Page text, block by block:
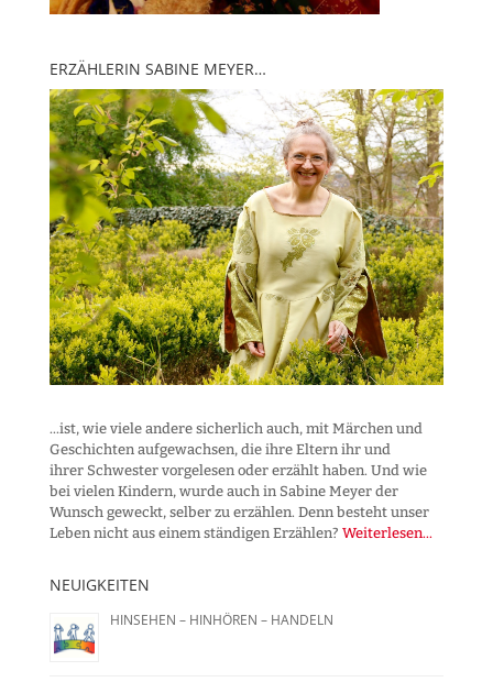
ERZÄHLERIN SABINE MEYER…
...ist, wie viele andere sicherlich auch, mit Märchen und
Geschichten aufgewachsen, die ihre Eltern ihr und
ihrer Schwester vorgelesen oder erzählt haben. Und wie
bei vielen Kindern, wurde auch in Sabine Meyer der
Wunsch geweckt, selber zu erzählen. Denn besteht unser
Leben nicht aus einem ständigen Erzählen? Weiterlesen...
NEUIGKEITEN
HINSEHEN – HINHÖREN – HANDELN